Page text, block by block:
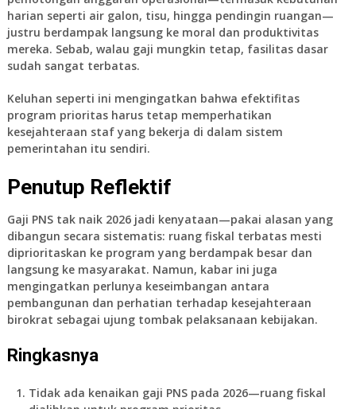
harian seperti air galon, tisu, hingga pendingin ruangan—
justru berdampak langsung ke moral dan produktivitas
mereka. Sebab, walau gaji mungkin tetap, fasilitas dasar
sudah sangat terbatas.
Keluhan seperti ini mengingatkan bahwa efektifitas
program prioritas harus tetap memperhatikan
kesejahteraan staf yang bekerja di dalam sistem
pemerintahan itu sendiri.
Penutup Reflektif
Gaji PNS tak naik 2026jadi kenyataan—pakai alasan yang
dibangun secara sistematis: ruang fiskal terbatas mesti
diprioritaskan ke program yang berdampak besar dan
langsung ke masyarakat. Namun, kabar ini juga
mengingatkan perlunya keseimbangan antara
pembangunan dan perhatian terhadap kesejahteraan
birokrat sebagai ujung tombak pelaksanaan kebijakan.
Ringkasnya
Tidak ada kenaikan gaji PNS pada 2026—ruang fiskal